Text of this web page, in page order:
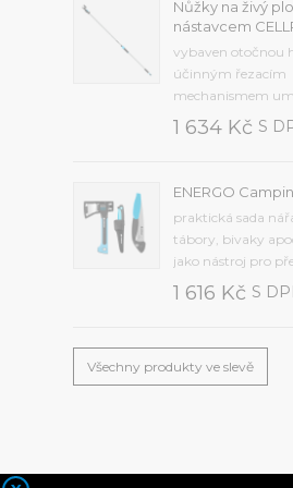
Frekvence od 2
zpoždění od 12
Nůžky na živý
nástavcem
vybaven otočnou
účinným řezacím
mechanismem
uvnitř
kvalitní kalené oceli,
vyrobena z
plastupřídavná
větvímaximální
mm, hmotnost 1,2
1 634 Kč S
ENERGO
praktická sada
tábory, bivaky
jako nástroj pro
krabiciSada
(41-001)skládací
1 616 Kč S
Všechny produkty ve slevě